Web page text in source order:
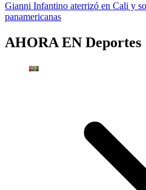
Gianni Infantino aterrizó en Cali y
panamericanas
AHORA EN Deportes